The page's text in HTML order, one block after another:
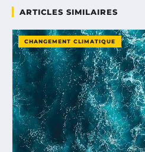
ARTICLES SIMILAIRES
CHANGEMENT CLIMATIQUE